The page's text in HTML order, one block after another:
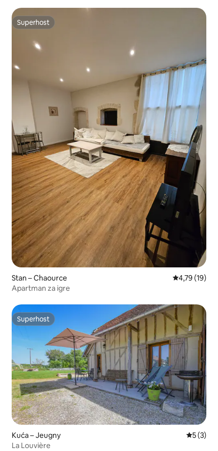
Superhost
Superhost
Stan – Chaource Prosječna
4,79 (19)
Apartman za igre
Superhost
Superhost
Kuća – Jeugny
5 (3)
La Louvière